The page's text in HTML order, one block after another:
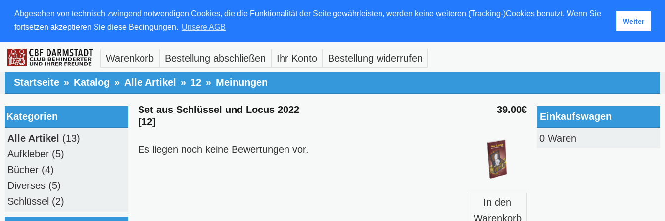
Abgesehen von technisch zwingend notwendigen Cookies, die die Funktionalität der Seite gewährleisten, werden keine weiteren (Tracking-)Cookies benutzt. Wenn Sie
fortsetzen akzeptieren Sie diese Bedingungen. Unsere AGB
Weiter
Warenkorb Bestellung abschließen Ihr Konto Bestellung widerrufen
Startseite » Katalog » Alle Artikel » 12 » Meinungen
39.00€
Set aus Schlüssel und Locus 2022
[12]
In den
Warenkorb
Es liegen noch keine Bewertungen vor.
Kategorien
Alle Artikel (13)
Aufkleber (5)
Bücher (4)
Diverses (5)
Schlüssel (2)
Einkaufswagen
0 Waren